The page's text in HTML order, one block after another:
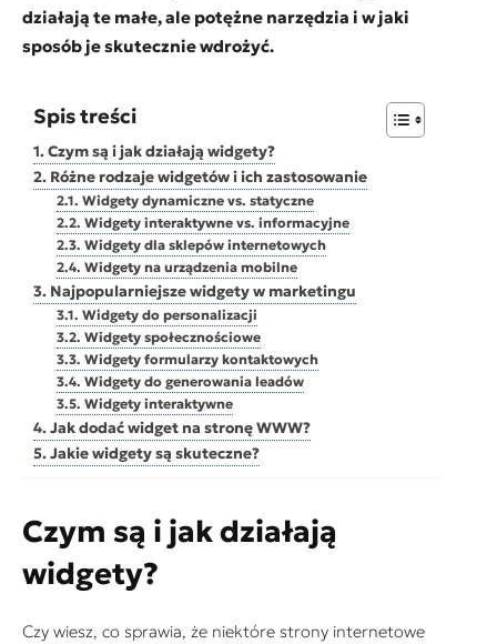
działają te małe, ale potężne narzędzia i w jaki
sposób je skutecznie wdrożyć.
Spis treści
Czym są i jak działają widgety?
Różne rodzaje widgetów i ich zastosowanie
Widgety dynamiczne vs. statyczne
Widgety interaktywne vs. informacyjne
Widgety dla sklepów internetowych
Widgety na urządzenia mobilne
Najpopularniejsze widgety w marketingu
Widgety do personalizacji
Widgety społecznościowe
Widgety formularzy kontaktowych
Widgety do generowania leadów
Widgety interaktywne
Jak dodać widget na stronę WWW?
Jakie widgety są skuteczne?
Czym są i jak działają
widgety?
Czy wiesz, co sprawia, że niektóre strony internetowe